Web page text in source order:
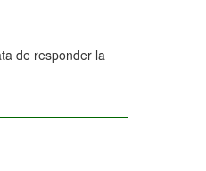
de responder la